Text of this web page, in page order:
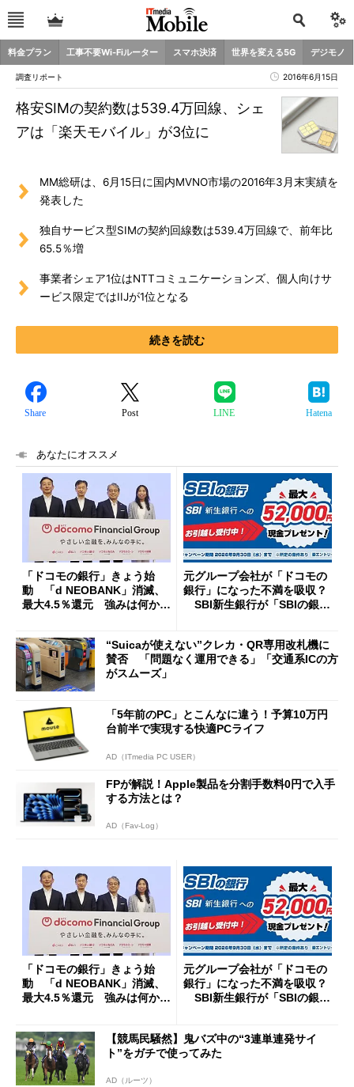
料金プラン 工事不要Wi-Fiルーター スマホ決済 世界を変える5G デジモノ
調査リポート 2016年6月15日
格安SIMの契約数は539.4万回線、シェ
アは「楽天モバイル」が3位に
MM総研は、6月15日に国内MVNO市場の2016年3月末実績を
発表した
独自サービス型SIMの契約回線数は539.4万回線で、前年比
65.5％増
事業者シェア1位はNTTコミュニケーションズ、個人向けサ
ービス限定ではIIJが1位となる
続きを読む
Share Post LINE Hatena
あなたにオススメ
「ドコモの銀行」きょう始
動 「d NEOBANK」消滅、
最大4.5％還元 強みは何か解
元グループ会社が「ドコモの
銀行」になった不満を吸収？
SBI新生銀行が「SBIの銀
開催
“Suicaが使えない”クレカ・QR専用改札機に
賛否 「問題なく運用できる」「交通系ICの方
がスムーズ」
「5年前のPC」とこんなに違う！予算10万円
台前半で実現する快適PCライフ
AD（ITmedia PC USER）
FPが解説！Apple製品を分割手数料0円で入手
する方法とは？
AD（Fav-Log）
「ドコモの銀行」きょう始
動 「d NEOBANK」消滅、
最大4.5％還元 強みは何か解
元グループ会社が「ドコモの
銀行」になった不満を吸収？
SBI新生銀行が「SBIの銀
開催
【競馬民騒然】鬼バズ中の“3連単連発サイ
ト”をガチで使ってみた
AD（ルーツ）